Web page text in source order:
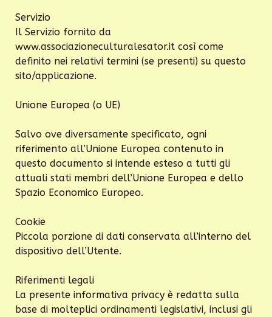
Servizio
Il Servizio fornito da
www.associazioneculturalesator.it così come
definito nei relativi termini (se presenti) su questo
sito/applicazione.
Unione Europea (o UE)
Salvo ove diversamente specificato, ogni
riferimento all’Unione Europea contenuto in
questo documento si intende esteso a tutti gli
attuali stati membri dell’Unione Europea e dello
Spazio Economico Europeo.
Cookie
Piccola porzione di dati conservata all’interno del
dispositivo dell’Utente.
Riferimenti legali
La presente informativa privacy è redatta sulla
base di molteplici ordinamenti legislativi, inclusi gli